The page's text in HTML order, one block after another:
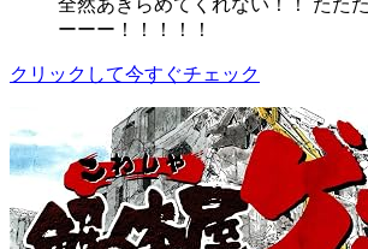
全然あきらめてくれない！！ たた
ーーー！！！！！
クリックして今すぐチェック